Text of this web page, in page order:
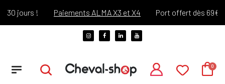
jours ! Paiements ALMA X3 et X4 Port offert dès 69€